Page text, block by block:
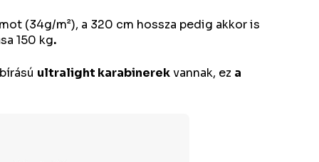
(34g/m²), a 320 cm hossza pedig akkor is
150 kg.
ultralight karabinerekvannak, ez a